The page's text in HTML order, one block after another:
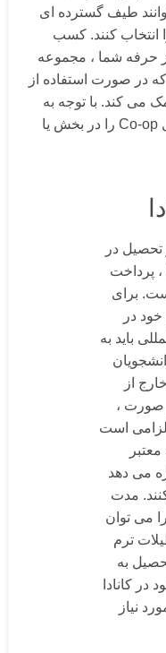
طیف گسترده ای
کنند. کسب
شما ، مجموعه
صورت استفاده از
می کند. با توجه به
اهداف شغلی خود ، می توانید مشاغل Co-op را در بخش یا
در
برای
در
باید به
از
،
است
می دهد
مدت
توان
ترم
به
کانادا
نیاز